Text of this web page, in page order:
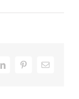
LinkedInPinterestEmail